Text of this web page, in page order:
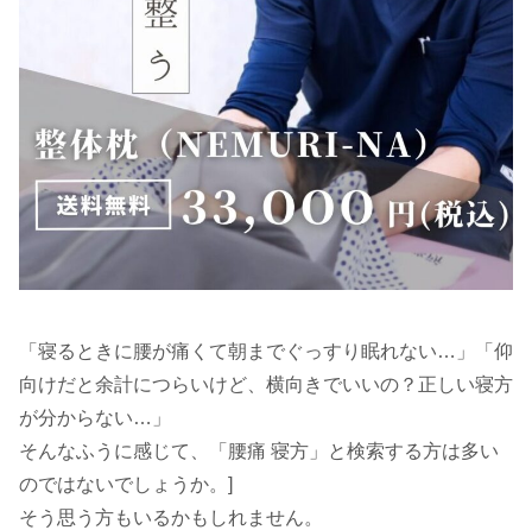
「寝るときに腰が痛くて朝までぐっすり眠れない…」「仰
向けだと余計につらいけど、横向きでいいの？正しい寝方
が分からない…」
そんなふうに感じて、「腰痛 寝方」と検索する方は多い
のではないでしょうか。]
そう思う方もいるかもしれません。